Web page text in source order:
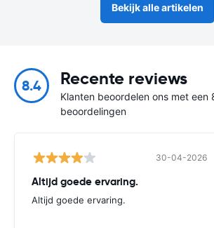
Bekijk alle artikelen
8.4 Recente reviews
Klanten beoordelen ons met
beoordelingen
30-04-2026
Altijd goede ervaring.
Altijd goede ervaring.